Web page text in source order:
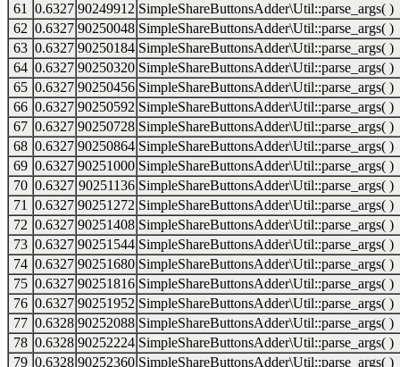
61
0.6327 90249912 SimpleShareButtonsAdder\Util::parse_args( )
62 0.6327 90250048 SimpleShareButtonsAdder\Util::parse_args( )
63 0.6327 90250184 SimpleShareButtonsAdder\Util::parse_args( )
64 0.6327 90250320 SimpleShareButtonsAdder\Util::parse_args( )
65 0.6327 90250456 SimpleShareButtonsAdder\Util::parse_args( )
66 0.6327 90250592 SimpleShareButtonsAdder\Util::parse_args( )
67 0.6327 90250728 SimpleShareButtonsAdder\Util::parse_args( )
68 0.6327 90250864 SimpleShareButtonsAdder\Util::parse_args( )
69 0.6327 90251000 SimpleShareButtonsAdder\Util::parse_args( )
70 0.6327 90251136 SimpleShareButtonsAdder\Util::parse_args( )
71
0.6327 90251272 SimpleShareButtonsAdder\Util::parse_args( )
72 0.6327 90251408 SimpleShareButtonsAdder\Util::parse_args( )
73 0.6327 90251544 SimpleShareButtonsAdder\Util::parse_args( )
74 0.6327 90251680 SimpleShareButtonsAdder\Util::parse_args( )
75 0.6327 90251816 SimpleShareButtonsAdder\Util::parse_args( )
76 0.6327 90251952 SimpleShareButtonsAdder\Util::parse_args( )
77 0.6328 90252088 SimpleShareButtonsAdder\Util::parse_args( )
78 0.6328 90252224 SimpleShareButtonsAdder\Util::parse_args( )
79 0.6328 90252360 SimpleShareButtonsAdder\Util::parse_args( )